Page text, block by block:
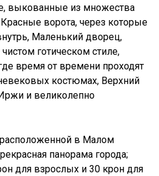
выкованные из множества
ворота, через которые
Маленький дворец,
готическом стиле,
время от времени проходят
костюмах, Верхний
и великолепно
в Малом
панорама города;
для взрослых и 30 крон для